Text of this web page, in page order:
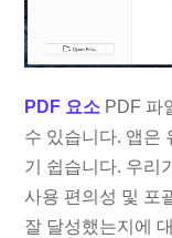
PDF 요소 PDF 파
수 있습니다. 앱은
기 쉽습니다. 우리
사용 편의성 및 포
잘 달성했는지에